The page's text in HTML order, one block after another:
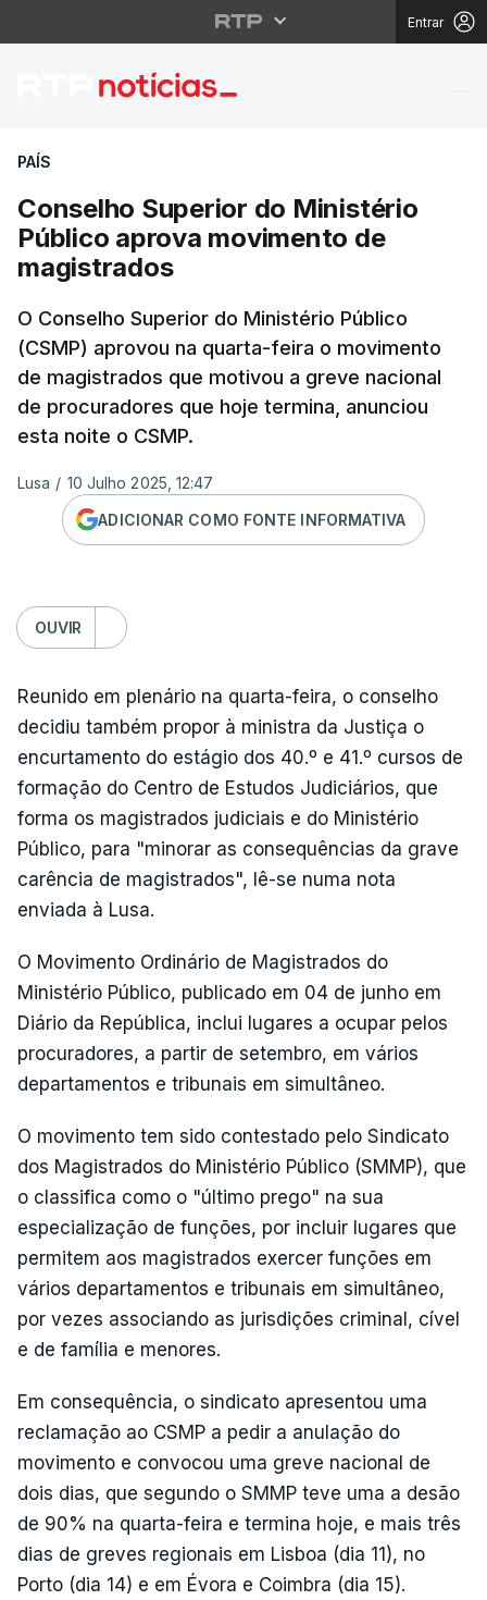
Entrar
Conselho Superior
PAÍS
Conselho Superior do Ministério
Público aprova movimento de
magistrados
O Conselho Superior do Ministério Público
(CSMP) aprovou na quarta-feira o movimento
de magistrados que motivou a greve nacional
de procuradores que hoje termina, anunciou
esta noite o CSMP.
Lusa / 10 Julho 2025, 12:47
ADICIONAR COMO FONTE INFORMATIVA
OUVIR
Reunido em plenário na quarta-feira, o conselho
decidiu também propor à ministra da Justiça o
encurtamento do estágio dos 40.º e 41.º cursos de
formação do Centro de Estudos Judiciários, que
forma os magistrados judiciais e do Ministério
Público, para "minorar as consequências da grave
carência de magistrados", lê-se numa nota
enviada à Lusa.
O Movimento Ordinário de Magistrados do
Ministério Público, publicado em 04 de junho em
Diário da República, inclui lugares a ocupar pelos
procuradores, a partir de setembro, em vários
departamentos e tribunais em simultâneo.
O movimento tem sido contestado pelo Sindicato
dos Magistrados do Ministério Público (SMMP), que
o classifica como o "último prego" na sua
especialização de funções, por incluir lugares que
permitem aos magistrados exercer funções em
vários departamentos e tribunais em simultâneo,
por vezes associando as jurisdições criminal, cível
e de família e menores.
Em consequência, o sindicato apresentou uma
reclamação ao CSMP a pedir a anulação do
movimento e convocou uma greve nacional de
dois dias, que segundo o SMMP teve uma a desão
de 90% na quarta-feira e termina hoje, e mais três
dias de greves regionais em Lisboa (dia 11), no
Porto (dia 14) e em Évora e Coimbra (dia 15).